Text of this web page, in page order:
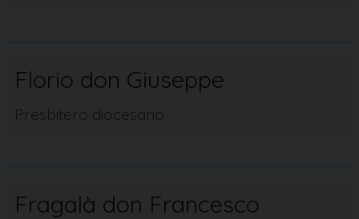
Florio don Giuseppe
Presbitero diocesano
Fragalà don Francesco